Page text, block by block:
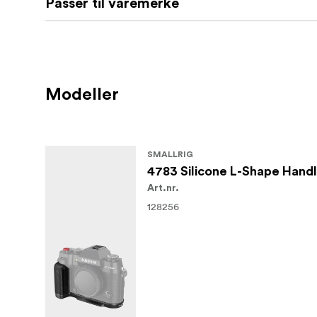
Passer til varemerke
Modeller
SMALLRIG
4783 Silicone L-Shape
Art.nr.
128256